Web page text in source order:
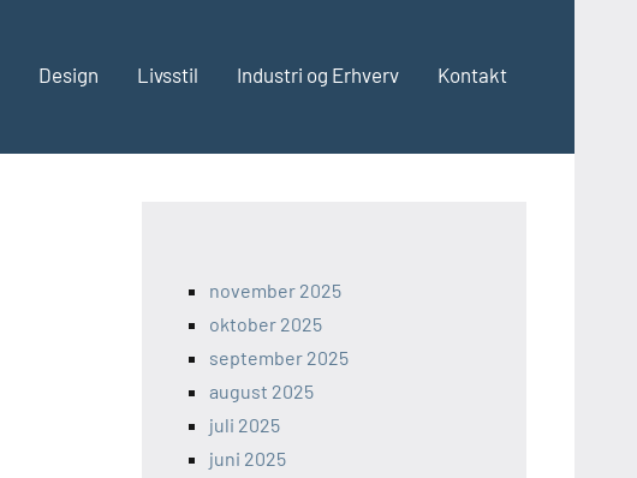
Design Livsstil Industri og Erhverv Kontakt
november 2025
oktober 2025
september 2025
august 2025
juli 2025
juni 2025